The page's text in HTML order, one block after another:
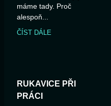
máme tady. Proč
alespoň...
ČÍST DÁLE
RUKAVICE PŘI
PRÁCI